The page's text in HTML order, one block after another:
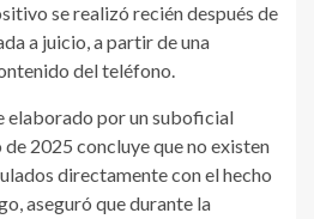
se realizó recién después de
a juicio, a partir de una
del teléfono.
elaborado por un suboficial
2025 concluye que no existen
directamente con el hecho
aseguró que durante la